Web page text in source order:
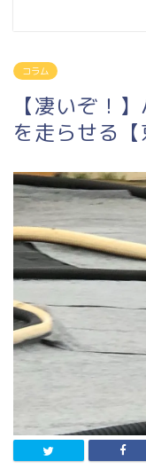
コラム
【凄いぞ！
を走らせる【